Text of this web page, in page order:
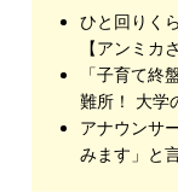
ひと回りく
【アンミカ
「子育て
難所！ 大学
いくら必要
アナウンサ
みます」と